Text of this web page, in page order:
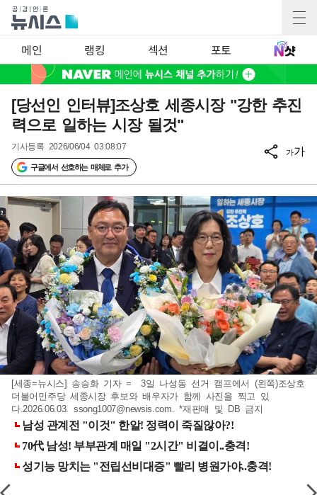
메인 랭킹 섹션 포토
[당선인 인터뷰]조상호 세종시장 "강한 추진
력으로 일하는 시장 될것"
기사등록 2026/06/04 03:08:07
구글에서 선호하는 매체로 추가
가가
[세종=뉴시스] 송승화 기자 = 3일 나성동 선거 캠프에서 (왼쪽)조상호
더불어민주당 세종시장 후보와 배우자가 함께 사진을 찍고 있
다.2026.06.03. ssong1007@newsis.com. *재판매 및 DB 금지